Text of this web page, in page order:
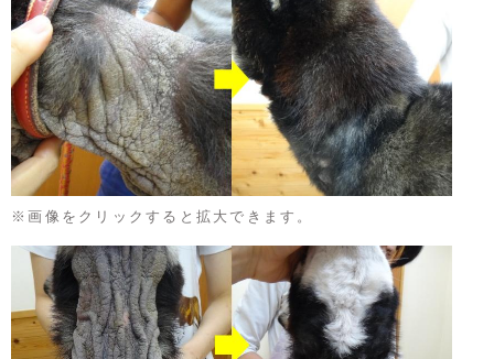
※画像をクリックすると拡大できます。